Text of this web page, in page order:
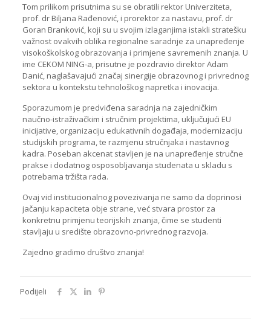
Tom prilikom prisutnima su se obratili rektor Univerziteta,
prof. dr Biljana Rađenović, i prorektor za nastavu, prof. dr
Goran Branković, koji su u svojim izlaganjima istakli stratešku
važnost ovakvih oblika regionalne saradnje za unapređenje
visokoškolskog obrazovanja i primjene savremenih znanja. U
ime CEKOM NING-a, prisutne je pozdravio direktor Adam
Danić, naglašavajući značaj sinergije obrazovnog i privrednog
sektora u kontekstu tehnološkog napretka i inovacija.
Sporazumom je predviđena saradnja na zajedničkim
naučno-istraživačkim i stručnim projektima, uključujući EU
inicijative, organizaciju edukativnih događaja, modernizaciju
studijskih programa, te razmjenu stručnjaka i nastavnog
kadra. Poseban akcenat stavljen je na unapređenje stručne
prakse i dodatnog osposobljavanja studenata u skladu s
potrebama tržišta rada.
Ovaj vid institucionalnog povezivanja ne samo da doprinosi
jačanju kapaciteta obje strane, već stvara prostor za
konkretnu primjenu teorijskih znanja, čime se studenti
stavljaju u središte obrazovno-privrednog razvoja.
Zajedno gradimo društvo znanja!
Podijeli